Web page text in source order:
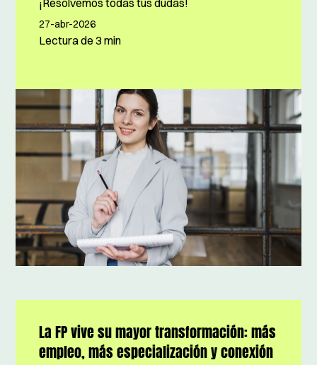
¡Resolvemos todas tus dudas!
27-abr-2026
Lectura de3 min
La FP vive su mayor transformación: más
empleo, más especialización y conexión